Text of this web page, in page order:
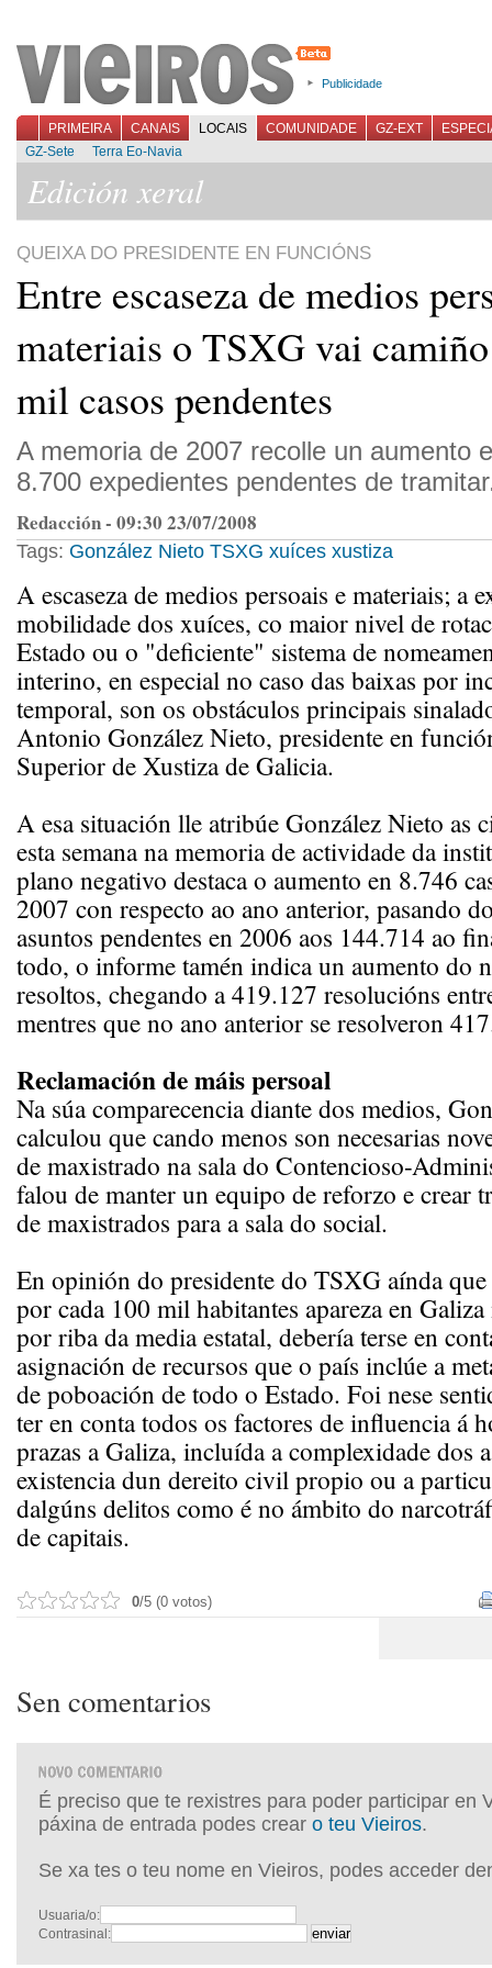
Publicidade
PRIMEIRA CANAIS LOCAIS COMUNIDADE GZ-EXT
GZ-Sete
Terra Eo-Navia
Edición xeral
QUEIXA DO PRESIDENTE EN FUNCIÓNS
Entre escaseza de medios
materiais o TSXG vai
mil casos pendentes
A memoria de 2007 recolle un aumento
8.700 expedientes pendentes de
Redacción - 09:30 23/07/2008
Tags: González Nieto TSXG xuíces xustiza
A escaseza de medios persoais e materiais; a
mobilidade dos xuíces, co maior nivel de
Estado ou o "deficiente" sistema de
interino, en especial no caso das baixas por
temporal, son os obstáculos principais
Antonio González Nieto, presidente en
Superior de Xustiza de Galicia.
A esa situación lle atribúe González Nieto as
esta semana na memoria de actividade da
plano negativo destaca o aumento en 8.746
2007 con respecto ao ano anterior, pasando
asuntos pendentes en 2006 aos 144.714 ao
todo, o informe tamén indica un aumento do
resoltos, chegando a 419.127 resolucións
mentres que no ano anterior se resolveron
Reclamación de máis persoal
Na súa comparecencia diante dos medios,
calculou que cando menos son necesarias
de maxistrado na sala do Contencioso-
falou de manter un equipo de reforzo e crear
de maxistrados para a sala do social.
En opinión do presidente do TSXG aínda
por cada 100 mil habitantes apareza en
por riba da media estatal, debería terse en
asignación de recursos que o país inclúe a
de poboación de todo o Estado. Foi nese
ter en conta todos os factores de influencia á
prazas a Galiza, incluída a complexidade dos
existencia dun dereito civil propio ou a
dalgúns delitos como é no ámbito do
de capitais.
0/5 (0 votos)
Sen comentarios
É preciso que te rexistres para poder participar en
páxina de entrada podes crear o teu Vieiros.
Se xa tes o teu nome en Vieiros, podes acceder
Usuaria/o:
Contrasinal: